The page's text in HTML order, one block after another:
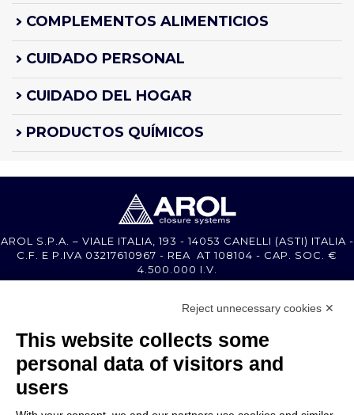
COMPLEMENTOS ALIMENTICIOS
CUIDADO PERSONAL
CUIDADO DEL HOGAR
PRODUCTOS QUÍMICOS
AROL S.P.A. – VIALE ITALIA, 193 - 14053 CANELLI (ASTI) ITALIA -
C.F. E P.IVA 03217610967 - REA AT 108104 - CAP. SOC. €
4.500.000 I.V.
MEMBER OF
Reject unnecessary cookies ✕
This website collects some
personal data of visitors and
users